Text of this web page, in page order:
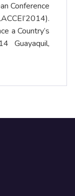
Conference
a Country’s
Guayaquil,